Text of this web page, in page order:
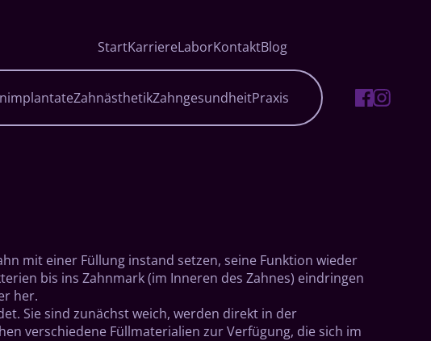
Navigation
StartKarriereLaborKontaktBlog
ZahnästhetikZahngesundheitPraxis
mit einer Füllung instand setzen, seine Funktion wieder
bis ins Zahnmark (im Inneren des Zahnes) eindringen
her.
Sie sind zunächst weich, werden direkt in der
verschiedene Füllmaterialien zur Verfügung, die sich im